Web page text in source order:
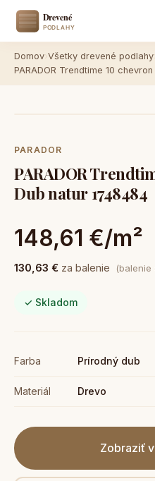
Domov Všetky drevené podlahy
PARADOR Trendtime 10
PARADOR
PARADOR
Dub natur 1748484
148,61 €/m²
130,63 € za balenie (balenie
✓ Skladom
Farba Prírodný dub
Materiál Drevo
Zobraziť